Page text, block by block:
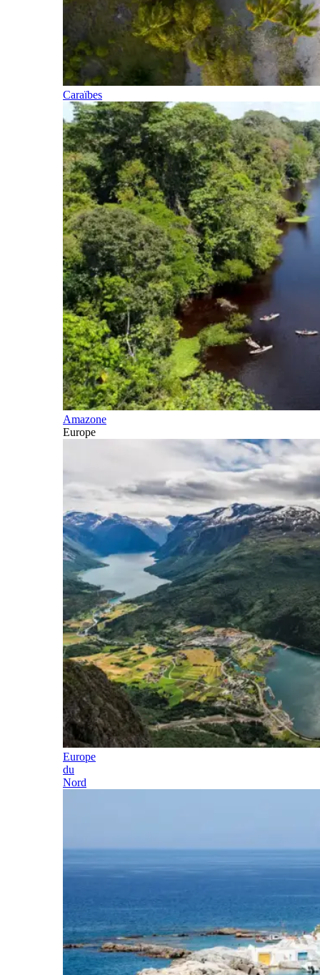
Caraïbes
Amazone
Europe
Europe
du
Nord